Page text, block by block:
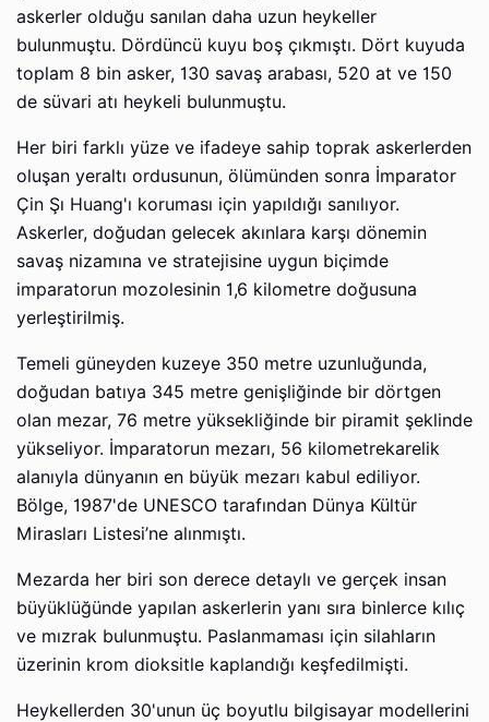
askerler olduğu sanılan daha uzun heykeller
bulunmuştu. Dördüncü kuyu boş çıkmıştı. Dört kuyuda
toplam 8 bin asker, 130 savaş arabası, 520 at ve 150
de süvari atı heykeli bulunmuştu.
Her biri farklı yüze ve ifadeye sahip toprak askerlerden
oluşan yeraltı ordusunun, ölümünden sonra İmparator
Çin Şı Huang'ı koruması için yapıldığı sanılıyor.
Askerler, doğudan gelecek akınlara karşı dönemin
savaş nizamına ve stratejisine uygun biçimde
imparatorun mozolesinin 1,6 kilometre doğusuna
yerleştirilmiş.
Temeli güneyden kuzeye 350 metre uzunluğunda,
doğudan batıya 345 metre genişliğinde bir dörtgen
olan mezar, 76 metre yüksekliğinde bir piramit şeklinde
yükseliyor. İmparatorun mezarı, 56 kilometrekarelik
alanıyla dünyanın en büyük mezarı kabul ediliyor.
Bölge, 1987'de UNESCO tarafından Dünya Kültür
Mirasları Listesi’ne alınmıştı.
Mezarda her biri son derece detaylı ve gerçek insan
büyüklüğünde yapılan askerlerin yanı sıra binlerce kılıç
ve mızrak bulunmuştu. Paslanmaması için silahların
üzerinin krom dioksitle kaplandığı keşfedilmişti.
Heykellerden 30'unun üç boyutlu bilgisayar modellerini